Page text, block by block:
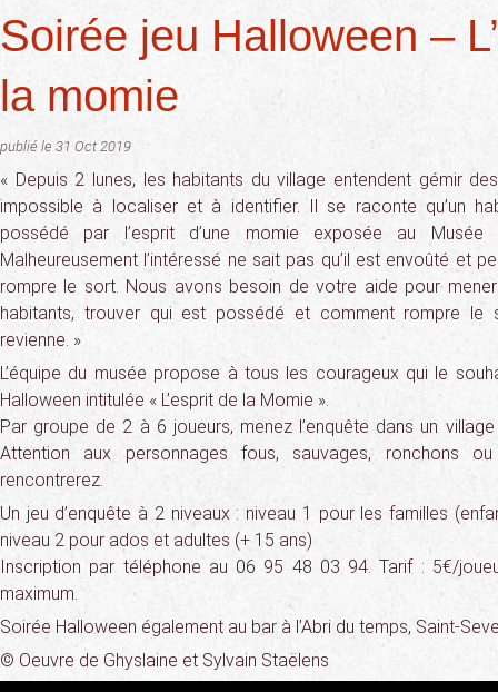
Soirée jeu Halloween –
la momie
publié le 31 Oct 2019
« Depuis 2 lunes, les habitants du village entendent gémir
impossible à localiser et à identifier. Il se raconte qu’un
possédé par l’esprit d’une momie exposée au Musée
Malheureusement l’intéressé ne sait pas qu’il est envoûté et
rompre le sort. Nous avons besoin de votre aide pour mener
habitants, trouver qui est possédé et comment rompre
revienne. »
L’équipe du musée propose à tous les courageux qui le
Halloween intitulée « L’esprit de la Momie ».
Par groupe de 2 à 6 joueurs, menez l’enquête dans un
Attention aux personnages fous, sauvages, ronchons
rencontrerez.
Un jeu d’enquête à 2 niveaux : niveau 1 pour les familles
niveau 2 pour ados et adultes (+ 15 ans)
Inscription par téléphone au 06 95 48 03 94. Tarif : 5€/
maximum.
Soirée Halloween également au bar à l’Abri du temps, Saint-
© Oeuvre de Ghyslaine et Sylvain Staëlens